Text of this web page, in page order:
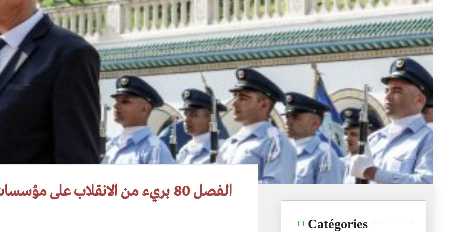
الفصل 80 بريء من الانقلاب على مؤسسات الدولة
Catégories